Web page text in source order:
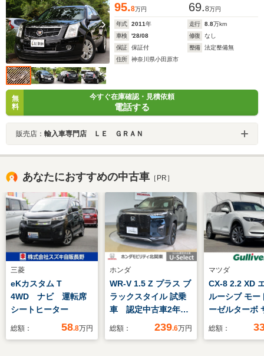
95.8万円 69.8万円
年式 2011年 走行 8.8万km
車検
'28/08 修復
なし
保証
保証付 整備
法定整備無
住所
神奈川県小田原市
無
料
今すぐ在庫確認・見積依頼
電話する
販売店： 輸入車専門店 ＬＥ ＧＲＡＮ
あなたにおすすめの中古車 ［PR］
三菱
eKカスタム T
4WD ナビ 運転席
シートヒーター
総額： 58.8万円
ホンダ
WR-V 1.5 Z プラス ブ
ラックスタイル 試乗
車 認定中古車2年保
証 純正ナビ LXM-
総額： 239.6万円
マツダ
CX-8 2.2 XD
ルーシブ モー
ーゼルターボ
ーフ BOSE
総額：